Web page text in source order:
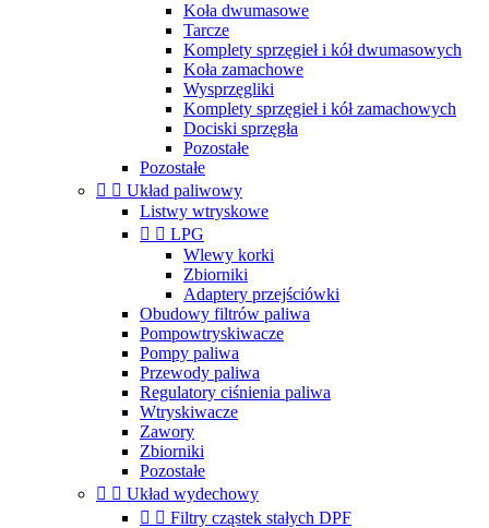
Koła dwumasowe
Tarcze
Komplety sprzęgieł i kół dwumasowych
Koła zamachowe
Wysprzęgliki
Komplety sprzęgieł i kół zamachowych
Dociski sprzęgła
Pozostałe
Pozostałe
  Układ paliwowy
Listwy wtryskowe
  LPG
Wlewy korki
Zbiorniki
Adaptery przejściówki
Obudowy filtrów paliwa
Pompowtryskiwacze
Pompy paliwa
Przewody paliwa
Regulatory ciśnienia paliwa
Wtryskiwacze
Zawory
Zbiorniki
Pozostałe
  Układ wydechowy
  Filtry cząstek stałych DPF